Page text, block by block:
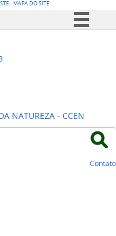
MAPA DO SITE
Legislação
de
NATUREZA - CCEN
Contato